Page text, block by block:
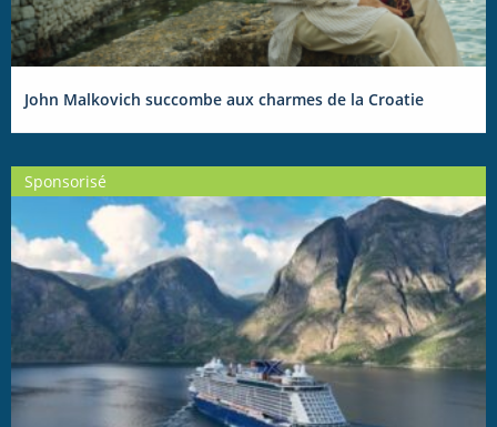
John Malkovich succombe aux charmes de la Croatie
Sponsorisé